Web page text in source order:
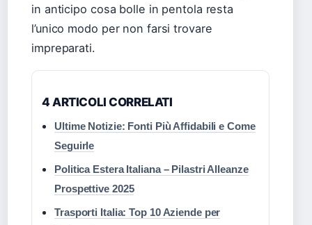
in anticipo cosa bolle in pentola resta
l’unico modo per non farsi trovare
impreparati.
4 ARTICOLI CORRELATI
Ultime Notizie: Fonti Più Affidabili e Come
Seguirle
Politica Estera Italiana – Pilastri Alleanze
Prospettive 2025
Trasporti Italia: Top 10 Aziende per